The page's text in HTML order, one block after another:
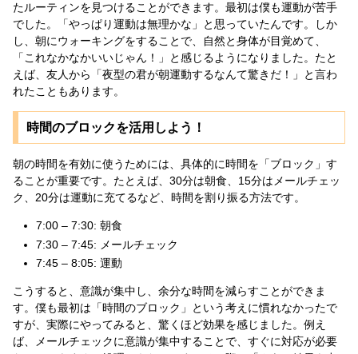
たルーティンを見つけることができます。最初は僕も運動が苦手
でした。「やっぱり運動は無理かな」と思っていたんです。しか
し、朝にウォーキングをすることで、自然と身体が目覚めて、
「これなかなかいいじゃん！」と感じるようになりました。たと
えば、友人から「夜型の君が朝運動するなんて驚きだ！」と言わ
れたこともあります。
時間のブロックを活用しよう！
朝の時間を有効に使うためには、具体的に時間を「ブロック」す
ることが重要です。たとえば、30分は朝食、15分はメールチェッ
ク、20分は運動に充てるなど、時間を割り振る方法です。
7:00 – 7:30: 朝食
7:30 – 7:45: メールチェック
7:45 – 8:05: 運動
こうすると、意識が集中し、余分な時間を減らすことができま
す。僕も最初は「時間のブロック」という考えに慣れなかったで
すが、実際にやってみると、驚くほど効果を感じました。例え
ば、メールチェックに意識が集中することで、すぐに対応が必要